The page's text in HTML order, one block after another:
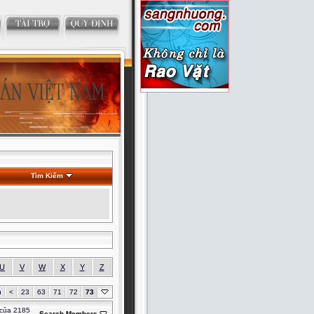
Tìm Kiếm
U V W X Y Z
< 23 63 71 72 73
2185